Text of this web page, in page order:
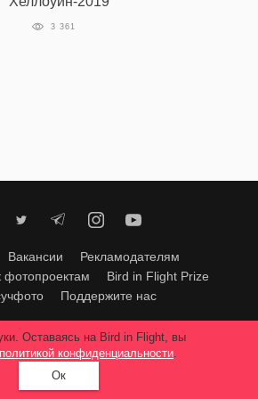
3 361
Вакансии
Рекламодателям
фотопроектам
Bird in Flight Prize
Поддержите нас
допускается только с согласия
.© 2026, Bird In Flight.
Все права защищены.
Оставаясь на Bird in Flight, вы
политикой конфиденциальности.
Ок